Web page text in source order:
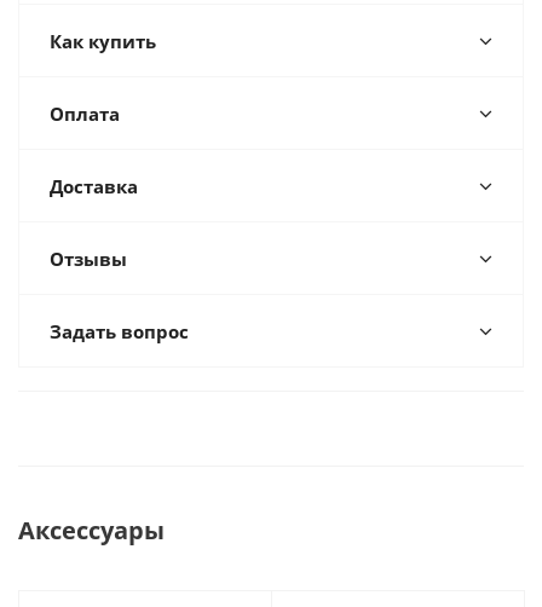
Как купить
Оплата
Доставка
Отзывы
Задать вопрос
Аксессуары